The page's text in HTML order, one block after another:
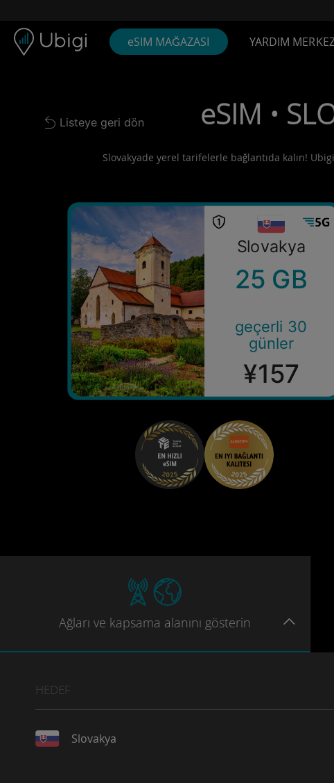
eSIM MAĞAZASI YARDIM
Back to list
Listeye geri dön eSIM •
Slovakyade yerel tarifelerle bağlantıda kalın!
Slovakya
25 GB
geçerli 30
günler
¥157
Ağları ve kapsama alanını gösterin
HEDEF
Slovakya